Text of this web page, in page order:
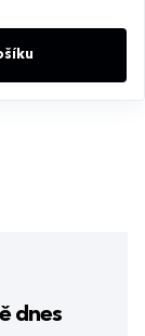
dnes